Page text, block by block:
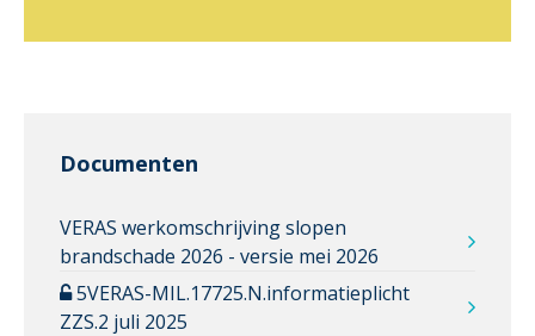
Documenten
VERAS werkomschrijving slopen
brandschade 2026 - versie mei 2026
5VERAS-MIL.17725.N.informatieplicht
ZZS.2 juli 2025